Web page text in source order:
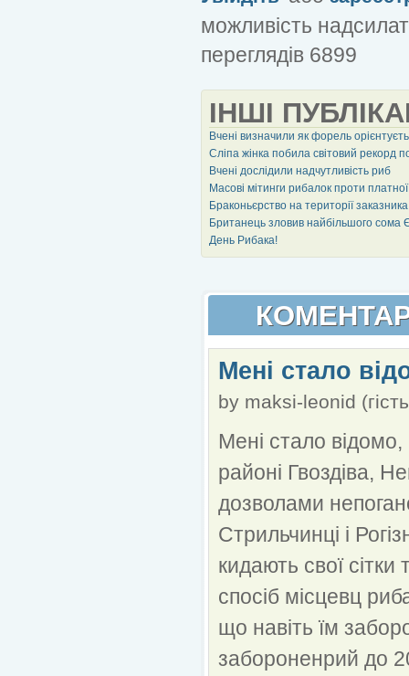
можливість
переглядів 6899
ІНШІ
Вчені визначили як форель
Сліпа жінка побила світовий рекорд
Вчені дослідили надчутливість риб
Масові мітинги рибалок проти платної
Браконьєрство на території
Британець зловив найбільшого сома
День Рибака!
Мені стало
by maksi-leonid
Мені стало
районі Гвоздіва,
дозволами
Стрильчинці і
кидають свої
спосіб місцевц
що навіть їм
забороненрий до